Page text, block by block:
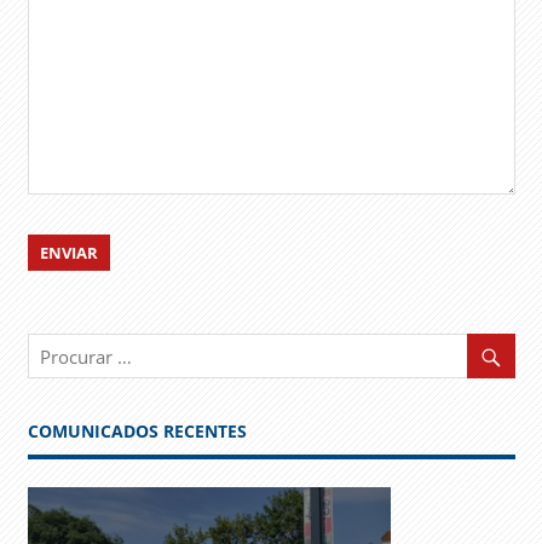
COMUNICADOS RECENTES